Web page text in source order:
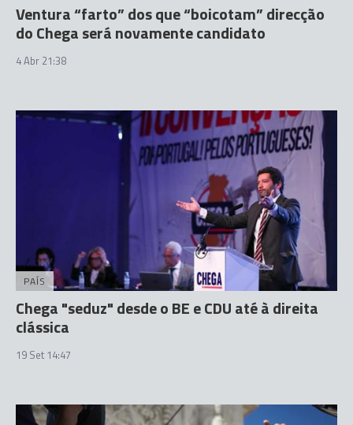
Ventura “farto” dos que “boicotam” direcção
do Chega será novamente candidato
4 Abr 21:38
PAÍS
Chega "seduz" desde o BE e CDU até à direita
clássica
19 Set 14:47